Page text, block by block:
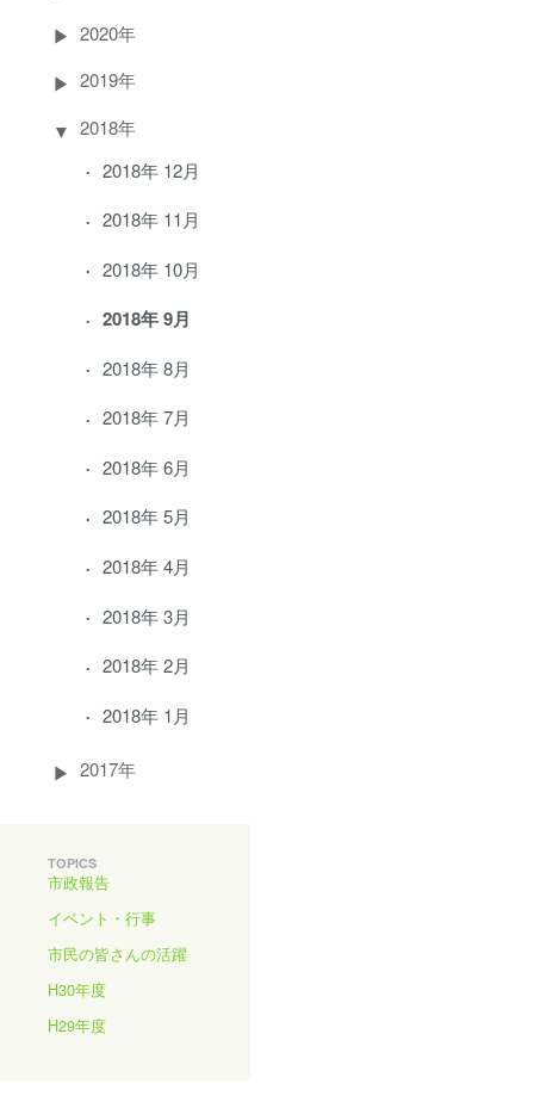
2020年
2019年
2018年
2018年 12月
2018年 11月
2018年 10月
2018年 9月
2018年 8月
2018年 7月
2018年 6月
2018年 5月
2018年 4月
2018年 3月
2018年 2月
2018年 1月
2017年
TOPICS
市政報告
イベント・行事
市民の皆さんの活躍
H30年度
H29年度